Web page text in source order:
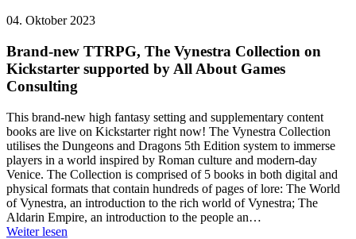
04. Oktober 2023
Brand-new TTRPG, The Vynestra Collection on
Kickstarter supported by All About Games
Consulting
This brand-new high fantasy setting and supplementary content
books are live on Kickstarter right now! The Vynestra Collection
utilises the Dungeons and Dragons 5th Edition system to immerse
players in a world inspired by Roman culture and modern-day
Venice. The Collection is comprised of 5 books in both digital and
physical formats that contain hundreds of pages of lore: The World
of Vynestra, an introduction to the rich world of Vynestra; The
Aldarin Empire, an introduction to the people an…
Weiter lesen